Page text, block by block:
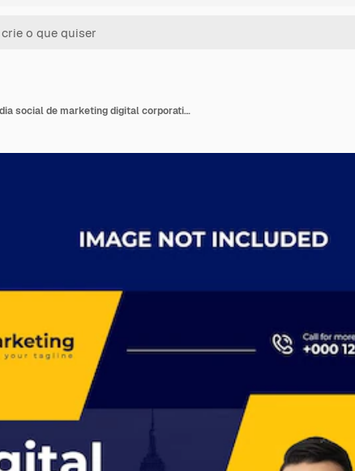
Banner de modelo de postagem de mídia social de marketing digital corporativo